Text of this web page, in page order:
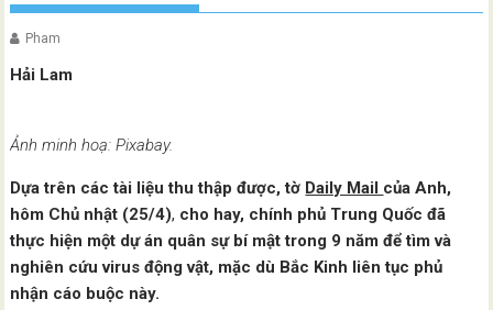
Pham
Hải Lam
Ảnh minh hoạ: Pixabay.
Dựa trên các tài liệu thu thập được, tờ Daily Mail của Anh,
hôm Chủ nhật (25/4), cho hay, chính phủ Trung Quốc đã
thực hiện một dự án quân sự bí mật trong 9 năm để tìm và
nghiên cứu virus động vật, mặc dù Bắc Kinh liên tục phủ
nhận cáo buộc này.